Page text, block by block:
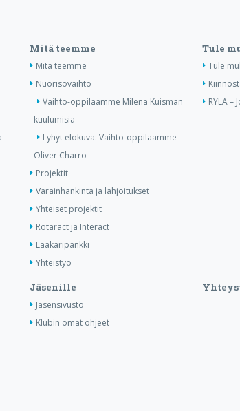
Mitä teemme
Mitä teemme
Nuorisovaihto
Vaihto-oppilaamme Milena Kuisman
kuulumisia
Lyhyt elokuva: Vaihto-oppilaamme
Oliver Charro
Projektit
Varainhankinta ja lahjoitukset
Yhteiset projektit
Rotaract ja Interact
Lääkäripankki
Yhteistyö
Tule
Tule
RYLA
Jäsenille
Jäsensivusto
Klubin omat ohjeet